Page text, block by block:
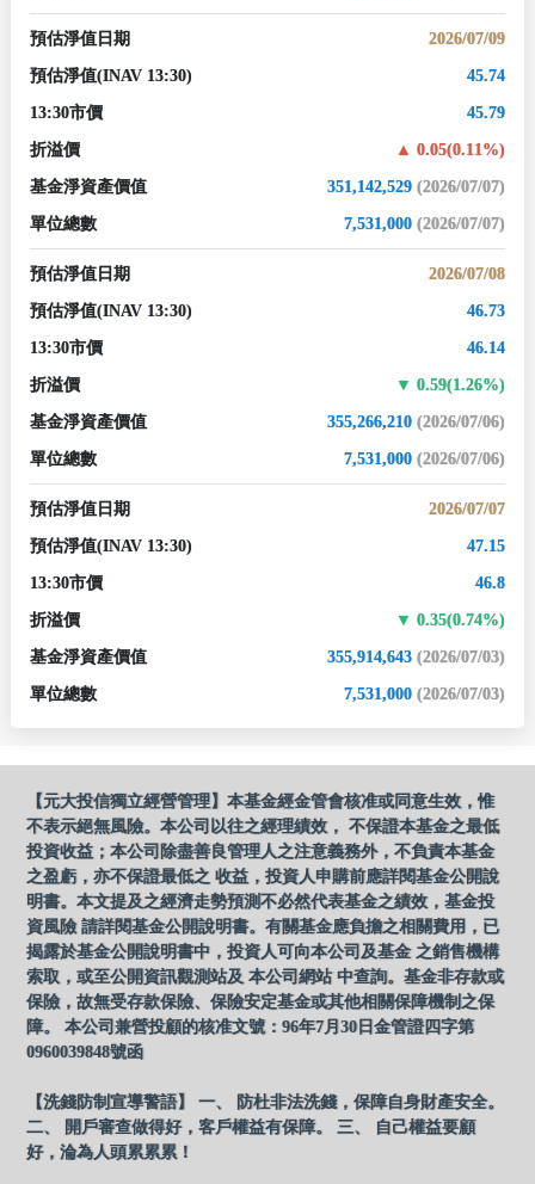
預估淨值日期 2026/07/09
預估淨值(INAV 13:30) 45.74
13:30市價 45.79
折溢價 0.05(0.11%)
基金淨資產價值 351,142,529 (2026/07/07)
單位總數 7,531,000 (2026/07/07)
預估淨值日期 2026/07/08
預估淨值(INAV 13:30) 46.73
13:30市價 46.14
折溢價 0.59(1.26%)
基金淨資產價值 355,266,210 (2026/07/06)
單位總數 7,531,000 (2026/07/06)
預估淨值日期 2026/07/07
預估淨值(INAV 13:30) 47.15
13:30市價 46.8
折溢價 0.35(0.74%)
基金淨資產價值 355,914,643 (2026/07/03)
單位總數 7,531,000 (2026/07/03)
【元大投信獨立經營管理】本基金經金管會核准或同意生效，惟
不表示絕無風險。本公司以往之經理績效， 不保證本基金之最低
投資收益；本公司除盡善良管理人之注意義務外，不負責本基金
之盈虧，亦不保證最低之 收益，投資人申購前應詳閱基金公開說
明書。本文提及之經濟走勢預測不必然代表基金之績效，基金投
資風險 請詳閱基金公開說明書。有關基金應負擔之相關費用，已
揭露於基金公開說明書中，投資人可向本公司及基金 之銷售機構
索取，或至公開資訊觀測站及 本公司網站 中查詢。基金非存款或
保險，故無受存款保險、保險安定基金或其他相關保障機制之保
障。 本公司兼營投顧的核准文號：96年7月30日金管證四字第
0960039848號函
【洗錢防制宣導警語】 一、 防杜非法洗錢，保障自身財產安全。
二、 開戶審查做得好，客戶權益有保障。 三、 自己權益要顧
好，淪為人頭累累累！